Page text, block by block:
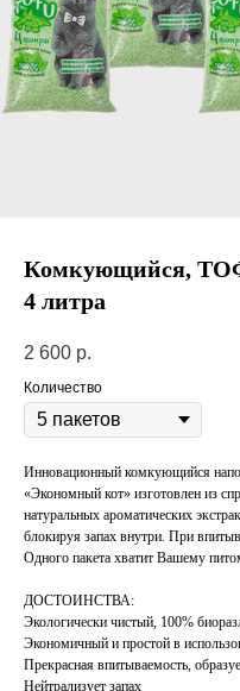
Комкующийся,
4 литра
2 600 р.
Количество
Инновационный комкующийся
«Экономный кот» изготовлен из
натуральных ароматических
блокируя запах внутри. При
Одного пакета хватит Вашему
ДОСТОИНСТВА:
Экологически чистый, 100%
Экономичный и простой в
Прекрасная впитываемость,
Нейтрализует запах